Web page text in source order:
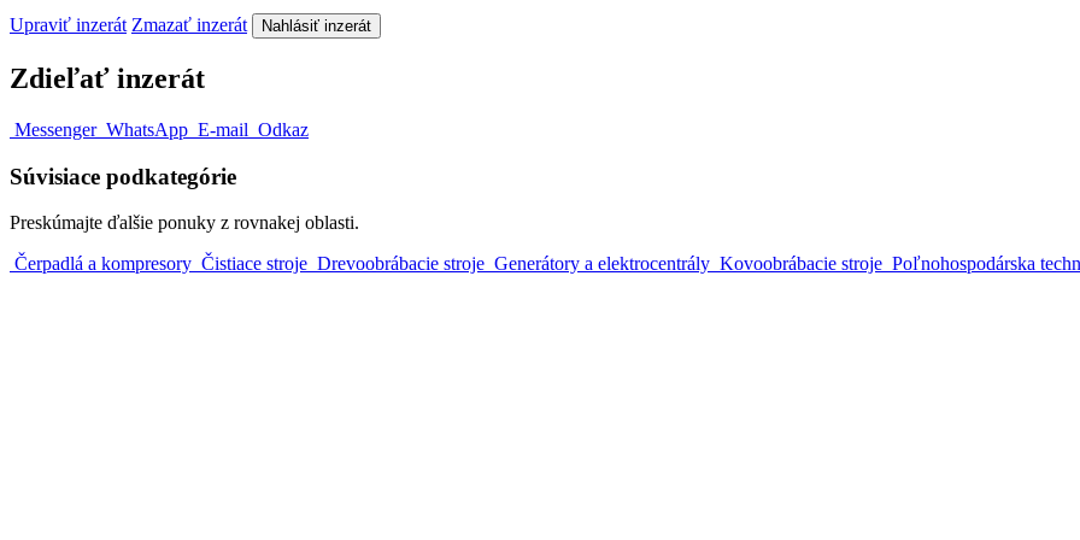
Upraviť inzerát Zmazať inzerát Nahlásiť inzerát
Zdieľať inzerát
Messenger WhatsApp E-mail Odkaz
Súvisiace podkategórie
Preskúmajte ďalšie ponuky z rovnakej oblasti.
Čerpadlá a kompresory Čistiace stroje Drevoobrábacie stroje Generátory a elektrocentrály Kovoobrábacie stroje Poľnohospodárska